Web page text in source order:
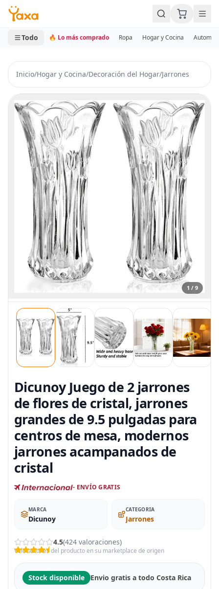
MINI CARRITO
0 productos
Todo 🔥 Lo más comprado Ropa Hogar y Cocina
Inicio/Hogar y Cocina/Decoración del Hogar/Jarrones
1 / 9
Dicunoy Juego de 2 jarrones
de flores de cristal, jarrones
grandes de 9.5 pulgadas para
centros de mesa, modernos
jarrones acampanados de
cristal
- ENVÍO GRATIS
MARCA
Dicunoy
CATEGORIA
Jarrones
4.5(424 valoraciones)
Valoraciones del producto en su marketplace de origen
Stock disponible Envio gratis a todo Costa Rica